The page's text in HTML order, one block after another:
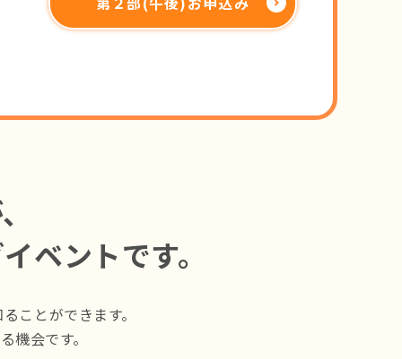
ベントです。
ことができます。
機会です。